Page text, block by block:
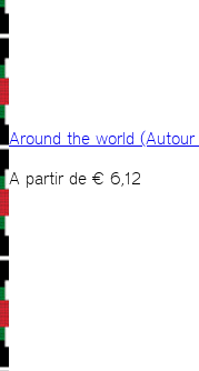
Around the world
A partir de € 6,12